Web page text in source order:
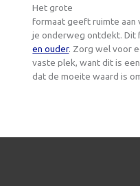
Het grote
formaat geeft ruimte aan
je onderweg ontdekt. Dit
en ouder. Zorg wel voor
vaste plek, want dit is
dat de moeite waard is